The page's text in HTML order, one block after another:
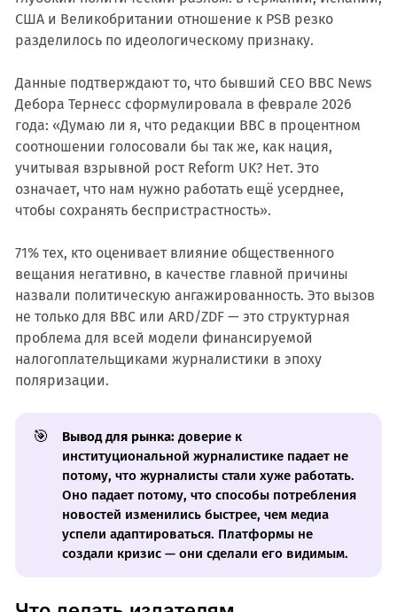
США и Великобритании отношение к PSB резко
разделилось по идеологическому признаку.
Данные подтверждают то, что бывший CEO BBC News
Дебора Тернесс сформулировала в феврале 2026
года: «Думаю ли я, что редакции BBC в процентном
соотношении голосовали бы так же, как нация,
учитывая взрывной рост Reform UK? Нет. Это
означает, что нам нужно работать ещё усерднее,
чтобы сохранять беспристрастность».
71% тех, кто оценивает влияние общественного
вещания негативно, в качестве главной причины
назвали политическую ангажированность. Это вызов
не только для BBC или ARD/ZDF — это структурная
проблема для всей модели финансируемой
налогоплательщиками журналистики в эпоху
поляризации.
🎯 Вывод для рынка: доверие к
институциональной журналистике падает не
потому, что журналисты стали хуже работать.
Оно падает потому, что способы потребления
новостей изменились быстрее, чем медиа
успели адаптироваться. Платформы не
создали кризис — они сделали его видимым.